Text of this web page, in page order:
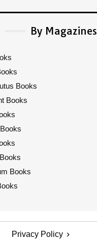
By Magazines
Books
Books
Books
Privacy Policy